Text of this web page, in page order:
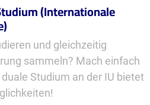
(Internationale
und gleichzeitig
sammeln? Mach einfach
duale Studium an der IU bietet